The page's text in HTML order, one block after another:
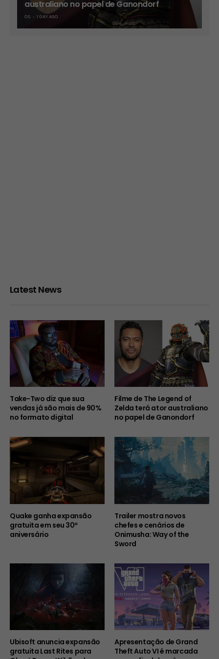
australiano no papel de Ganondorf
OS 1 DAY AGO
Latest News
Take-Two diz que sua
vendas já são mais de 90%
no formato digital
Filme de The Legend of
Zelda terá ator australiano
no papel de Ganondorf
Quake ganha expansão
gratuita em seu 30º
aniversário
Trailer mostra novos
chefes e cenários de
Onimusha: Way of the
Sword
Ubisoft anuncia expansão
gratuita Last Rites para
Apresentação de Grand
Theft Auto VI é marcada